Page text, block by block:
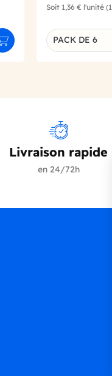
Ajouter au panier
Soit 1,36 € l'unité
Déclinaison
PACK DE 6
Livraison rapide
en 24/72h